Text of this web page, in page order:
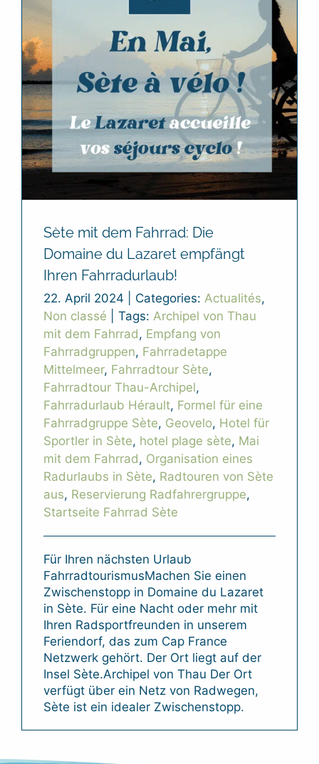
Sète mit dem Fahrrad: Die
Domaine du Lazaret empfängt
Ihren Fahrradurlaub!
22. April 2024 Categories: Actualités,
Non classé
Tags: Archipel von Thau
mit dem Fahrrad, Empfang von
Fahrradgruppen, Fahrradetappe
Mittelmeer, Fahrradtour Sète,
Fahrradtour Thau-Archipel,
Fahrradurlaub Hérault, Formel für eine
Fahrradgruppe Sète, Geovelo, Hotel für
Sportler in Sète, hotel plage sète, Mai
mit dem Fahrrad, Organisation eines
Radurlaubs in Sète, Radtouren von Sète
aus, Reservierung Radfahrergruppe,
Startseite Fahrrad Sète
Für Ihren nächsten Urlaub
FahrradtourismusMachen Sie einen
Zwischenstopp in Domaine du Lazaret
in Sète. Für eine Nacht oder mehr mit
Ihren Radsportfreunden in unserem
Feriendorf, das zum Cap France
Netzwerk gehört. Der Ort liegt auf der
Insel Sète.Archipel von Thau Der Ort
verfügt über ein Netz von Radwegen,
Sète ist ein idealer Zwischenstopp.